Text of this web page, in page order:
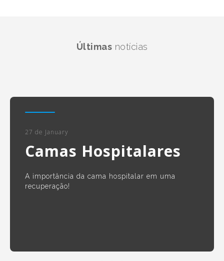
Últimas notícias
27 de January
Camas Hospitalares
A importância da cama hospitalar em uma
recuperação!